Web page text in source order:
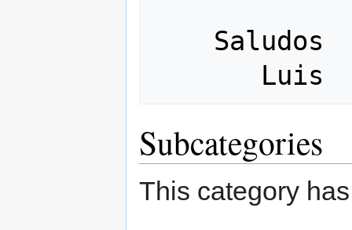
Subcategories
This category